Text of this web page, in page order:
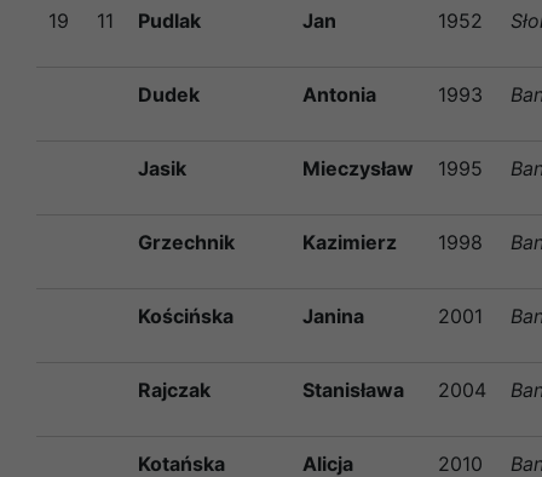
19 11 Pudlak Jan 1952
Dudek Antonia 1993
Jasik Mieczysław 1995
Grzechnik Kazimierz 1998
Kościńska Janina 2001
Rajczak Stanisława 2004
Kotańska Alicja 2010